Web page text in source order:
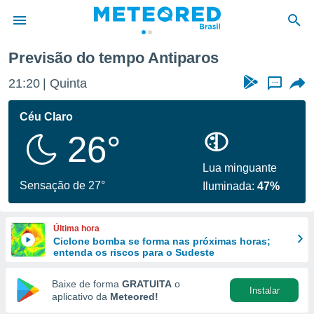
da
fornecidas
a este
das
e
forma
digital
Previsão do tempo Antiparos
21:20 Quinta ...
Céu Claro
26°
Sensação de 27°
Lua minguante
Iluminada:47%
Última hora
Ciclone bomba se forma nas próximas horas;
entenda os riscos para o Sudeste
Baixe de forma GRATUITA o
aplicativo da Meteored!
Instalar